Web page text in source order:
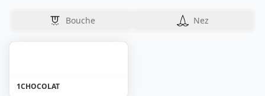
Bouche Nez
1CHOCOLAT